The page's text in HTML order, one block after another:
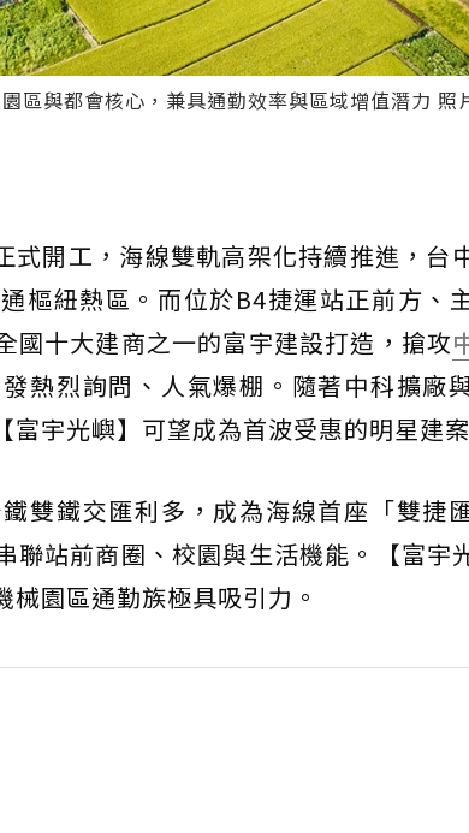
區與都會核心，兼具通勤效率與區域增值潛力 照
開工，海線雙軌高架化持續推進，台
樞紐熱區。而位於B4捷運站正前方、
國十大建商之一的富宇建設打造，搶攻
熱烈詢問、人氣爆棚。隨著中科擴廠
宇光嶼】可望成為首波受惠的明星建案
雙鐵交匯利多，成為海線首座「雙捷
聯站前商圈、校園與生活機能。【富宇
園區通勤族極具吸引力。